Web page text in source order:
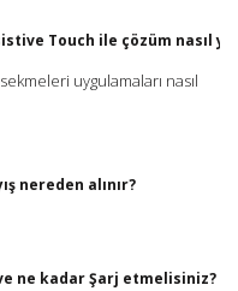
Touch ile çözüm nasıl
uygulamaları nasıl
nereden alınır?
ne kadar Şarj etmelisiniz?